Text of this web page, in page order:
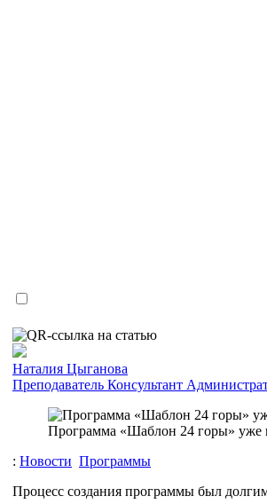
Наталия Цыганова
Преподаватель Консультант
Программа «Шаблон 24 горы» уже
: Новости Программы
Процесс создания программы был